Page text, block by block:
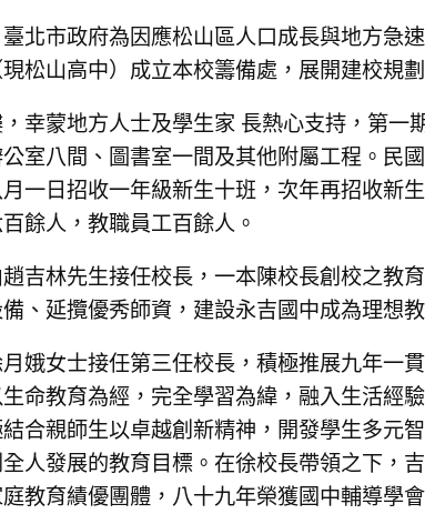
北市政府為因應松山區人口成長與地方急
松山高中）成立本校籌備處，展開建校規
幸蒙地方人士及學生家 長熱心支持，第一
室八間、圖書室一間及其他附屬工程。民
一日招收一年級新生十班，次年再招收新
餘人，教職員工百餘人。
吉林先生接任校長，一本陳校長創校之教
、延攬優秀師資，建設永吉國中成為理想
娥女士接任第三任校長，積極推展九年一
命教育為經，完全學習為緯，融入生活經
合親師生以卓越創新精神，開發學生多元
人發展的教育目標。在徐校長帶領之下，
教育績優團體，八十九年榮獲國中輔導學